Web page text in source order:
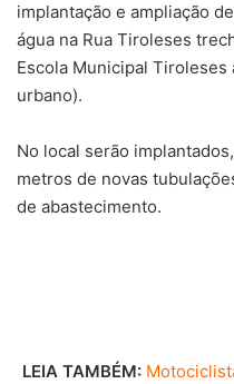
implantação e ampliação
água na Rua Tiroleses
Escola Municipal
urbano).
No local serão
metros de novas
de abastecimento.
LEIA TAMBÉM: